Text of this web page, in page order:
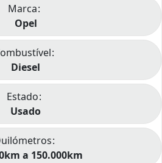
Marca
Opel
Diesel
Estado
Usado
a 150.000km